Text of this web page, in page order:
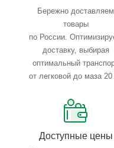
Бережно доставляем
товары
по России.
доставку, выбирая
оптимальный
от легковой до маза 20
Доступные цены